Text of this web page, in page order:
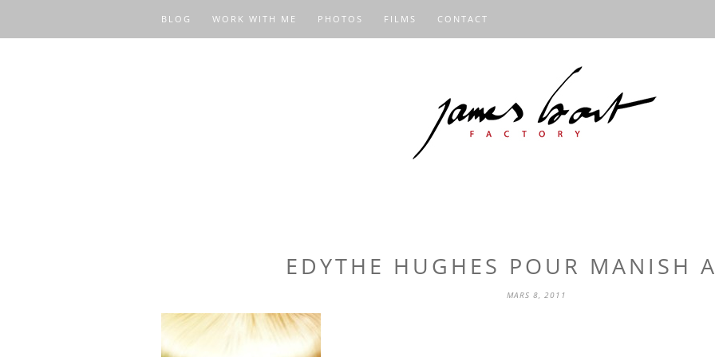
BLOG WORK WITH ME PHOTOS FILMS CONTACT
EDYTHE HUGHES POUR MANISH
MARS 8, 2011